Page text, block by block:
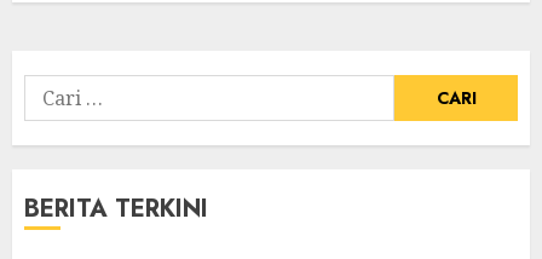
Cari
untuk:
BERITA TERKINI